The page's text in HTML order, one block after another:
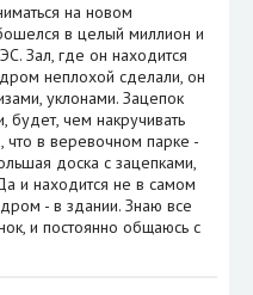
на новом
в целый миллион и
Зал, где он находится
неплохой сделали, он
уклонами. Зацепок
будет, чем накручивать
что в веревочном парке -
доска с зацепками,
и находится не в самом
- в здании. Знаю все
и постоянно общаюсь с